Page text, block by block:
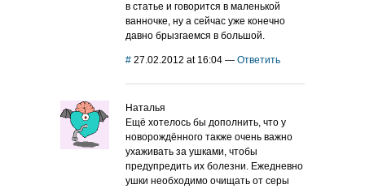
в статье и говорится в маленькой
ванночке, ну а сейчас уже конечно
давно брызгаемся в большой.
# 27.02.2012 at 16:04 — Ответить
Наталья
Ещё хотелось бы дополнить, что у
новорождённого также очень важно
ухаживать за ушками, чтобы
предупредить их болезни. Ежедневно
ушки необходимо очищать от серы